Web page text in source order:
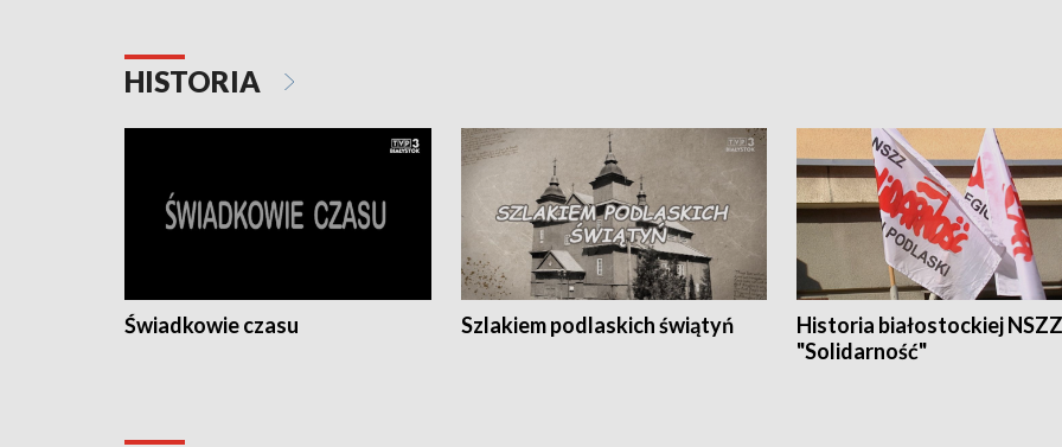
HISTORIA
Świadkowie czasu Szlakiem podlaskich świątyń
Historia białostockiej NSZZ
"Solidarność"